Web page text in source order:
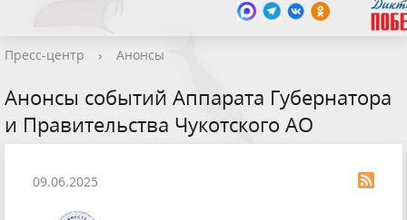
Пресс-центр › Анонсы
Анонсы событий Аппарата Губернатора
и Правительства Чукотского АО
09.06.2025